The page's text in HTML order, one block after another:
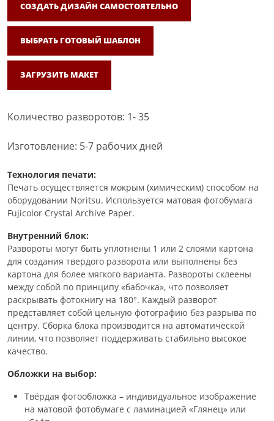
СОЗДАТЬ ДИЗАЙН САМОСТОЯТЕЛЬНО
ВЫБРАТЬ ГОТОВЫЙ ШАБЛОН
ЗАГРУЗИТЬ МАКЕТ
Количество разворотов: 1- 35
Изготовление: 5-7 рабочих дней
Технология печати:
Печать осуществляется мокрым (химическим) способом на
оборудовании Noritsu. Используется матовая фотобумага
Fujicolor Crystal Archive Paper.
Внутренний блок:
Развороты могут быть уплотнены 1 или 2 слоями картона
для создания твердого разворота или выполнены без
картона для более мягкого варианта. Развороты склеены
между собой по принципу «бабочка», что позволяет
раскрывать фотокнигу на 180°. Каждый разворот
представляет собой цельную фотографию без разрыва по
центру. Сборка блока производится на автоматической
линии, что позволяет поддерживать стабильно высокое
качество.
Обложки на выбор:
Твёрдая фотообложка – индивидуальное изображение
на матовой фотобумаге с ламинацией «Глянец» или